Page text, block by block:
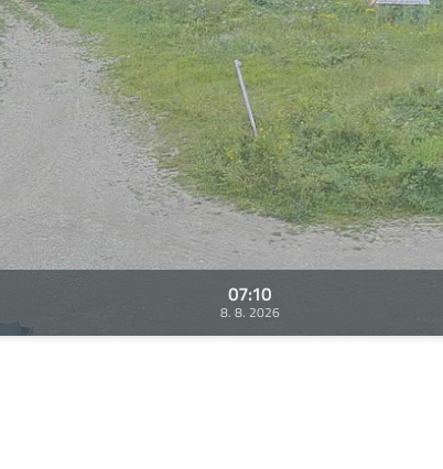
07:10
8. 8. 2026